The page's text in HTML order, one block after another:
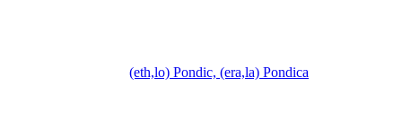
(eth,lo) Pondic, (era,la) Pondica